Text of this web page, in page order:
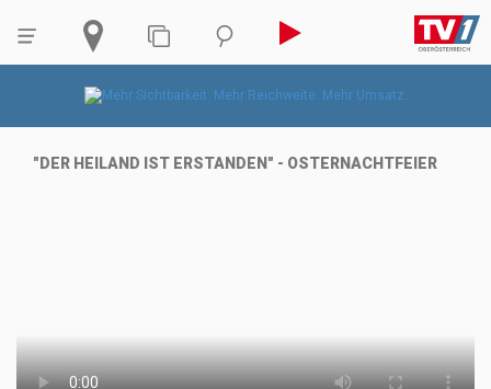
"DER HEILAND IST ERSTANDEN" - OSTERNACHTFEIER